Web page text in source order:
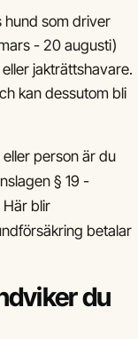
hund som driver
- 20 augusti)
jakträttshavare.
kan dessutom bli
person är du
§ 19 -
blir
betalar
du